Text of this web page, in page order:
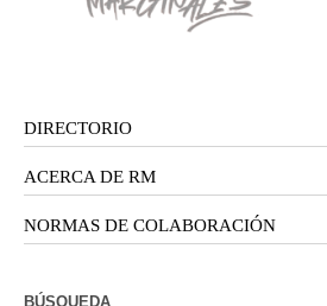
DIRECTORIO
ACERCA DE RM
NORMAS DE COLABORACIÓN
BÚSQUEDA